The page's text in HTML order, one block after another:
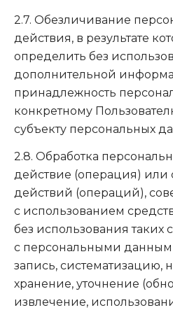
2.7. Обезличивание
действия, в результате
определить без
дополнительной
принадлежность
конкретному
субъекту персональных
2.8. Обработка
действие (операция) или
действий (операций),
с использованием
без использования таких
с персональными
запись, систематизацию,
хранение, уточнение
извлечение,